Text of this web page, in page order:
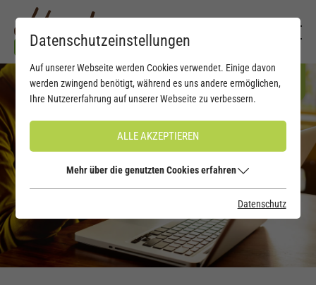
Datenschutzeinstellungen
Auf unserer Webseite werden Cookies verwendet. Einige davon
werden zwingend benötigt, während es uns andere ermöglichen,
Ihre Nutzererfahrung auf unserer Webseite zu verbessern.
ALLE AKZEPTIEREN
Mehr über die genutzten Cookies erfahren
Datenschutz